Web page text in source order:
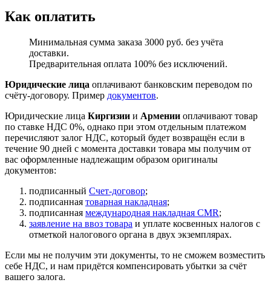
Как оплатить
Минимальная сумма заказа 3000 руб. без учёта
доставки.
Предварительная оплата 100% без исключений.
Юридические лица оплачивают банковским переводом по
счёту-договору. Пример документов.
Юридические лица Киргизии и Армении оплачивают товар
по ставке НДС 0%, однако при этом отдельным платежом
перечисляют залог НДС, который будет возвращён если в
течение 90 дней с момента доставки товара мы получим от
вас оформленные надлежащим образом оригиналы
документов:
подписанный Счет-договор;
подписанная товарная накладная;
подписанная международная накладная CMR;
заявление на ввоз товара и уплате косвенных налогов с
отметкой налогового органа в двух экземплярах.
Если мы не получим эти документы, то не сможем возместить
себе НДС, и нам придётся компенсировать убытки за счёт
вашего залога.